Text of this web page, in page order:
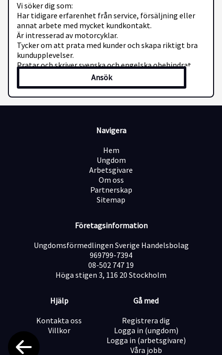
Vi söker dig som:
Har tidigare erfarenhet från service, försäljning eller
annat arbete med mycket kundkontakt.
Är intresserad av motorcyklar.
Tycker om att prata med kunder och skapa riktigt bra
kundupplevelser.
Pratar och skriver svenska och engelska obehindrat.
Har inställningen att allt går att lösa.
Har hög arbetsmoral och gillar att ta ansvar.
Trivs i en liten grupp där alla bidrar och lyfter varandra.
Gillar högt tempo, snabb utveckling och frihet under
Varför jobba hos Customhoj?
Hos oss får du vara med och bygga världens bästa e-
handel för MC-delar och utrustning.
Vi växer snabbt och det finns stora möjligheter att
utvecklas inom företaget.
mycket framåtanda.
Vara med på mässor, utställningar, resor och andra
Schyssta villkor och bra förmåner.
En kultur där vi peppar varandra, testar nytt och alltid
Vill du vara med och bygga något stort, utvecklas på
rätt plats för dig.
Tjänsten är en tillsvidareanställning på heltid. Vi går
igenom ansökningar löpande och tjänsten kan
tillsättas innan sista ansökningsdag.
Ansök
Navigera
Hem
Ungdom
Arbetsgivare
Om oss
Partnerskap
Sitemap
Företagsinformation
Ungdomsförmedlingen Sverige Handelsbolag
969799-7394
08-502 747 19
Höga stigen 3, 116 20 Stockholm
Hjälp
Kontakta oss
Villkor
Gå med
Registrera dig
Logga in (ungdom)
Logga in (arbetsgivare)
Våra jobb